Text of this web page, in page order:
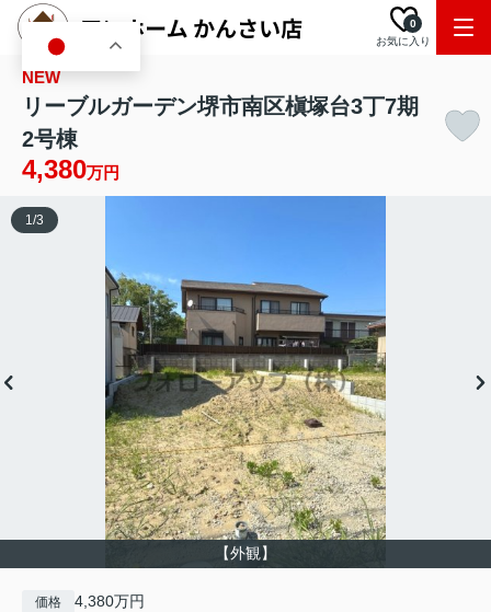
お気に入り
0
NEW
リーブルガーデン堺市南区槇塚台3丁7期
2号棟
4,380万円
【外観】
1/3
価格 4,380万円